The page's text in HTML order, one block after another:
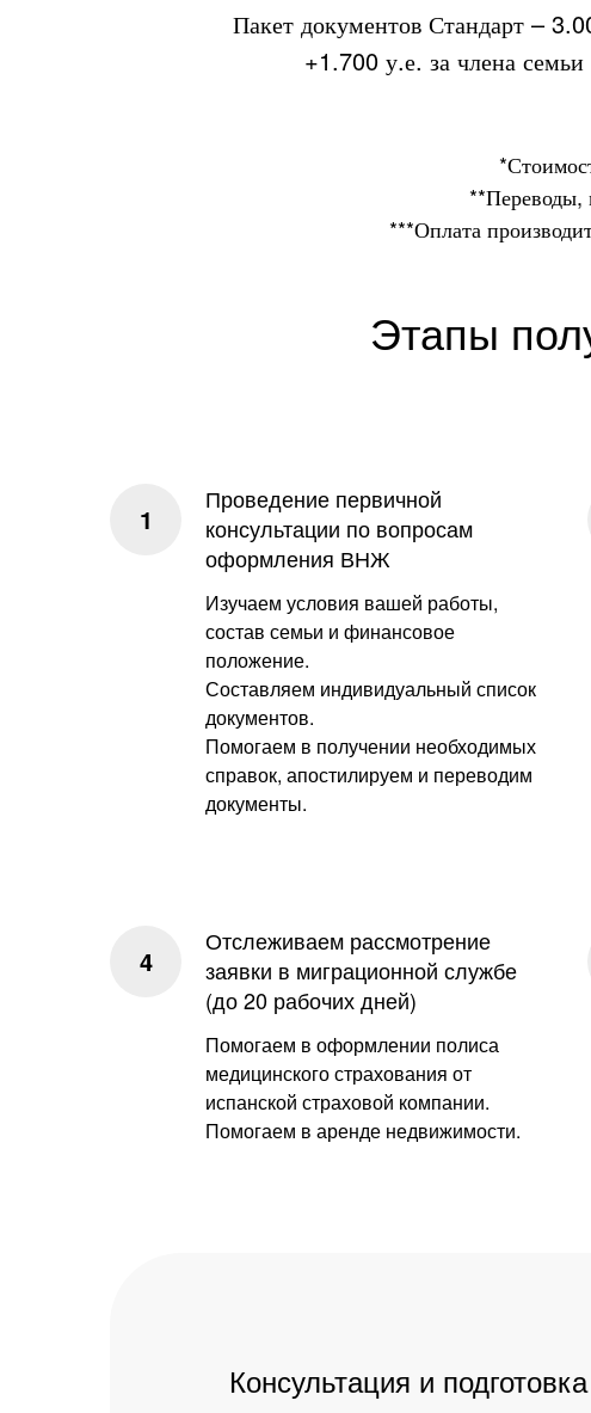
Пакет документов Стандарт –
+1.700 у.е. за члена семьи
**Переводы,
***Оплата
Этапы
Проведение первичной
консультации по вопросам
оформления ВНЖ
Изучаем условия вашей работы,
состав семьи и финансовое
положение.
Составляем индивидуальный список
документов.
Помогаем в получении необходимых
справок, апостилируем и переводим
документы.
Отслеживаем рассмотрение
заявки в миграционной службе
(до 20 рабочих дней)
Помогаем в оформлении полиса
медицинского страхования от
испанской страховой компании.
Помогаем в аренде недвижимости.
Консультация и подготовка